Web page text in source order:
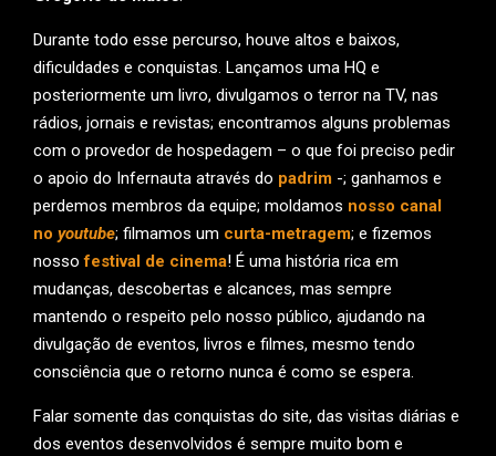
Durante todo esse percurso, houve altos e baixos,
dificuldades e conquistas. Lançamos uma HQ e
posteriormente um livro, divulgamos o terror na TV, nas
rádios, jornais e revistas; encontramos alguns problemas
com o provedor de hospedagem – o que foi preciso pedir
o apoio do Infernauta através do padrim -; ganhamos e
perdemos membros da equipe; moldamos nosso canal
no youtube; filmamos um curta-metragem; e fizemos
nossofestival de cinema! É uma história rica em
mudanças, descobertas e alcances, mas sempre
mantendo o respeito pelo nosso público, ajudando na
divulgação de eventos, livros e filmes, mesmo tendo
consciência que o retorno nunca é como se espera.
Falar somente das conquistas do site, das visitas diárias e
dos eventos desenvolvidos é sempre muito bom e